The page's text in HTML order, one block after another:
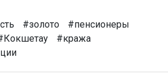
#золото
#пенсионеры
#кража